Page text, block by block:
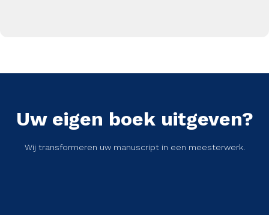
Uw eigen boek uitgeven?
Wij transformeren uw manuscript in een meesterwerk.